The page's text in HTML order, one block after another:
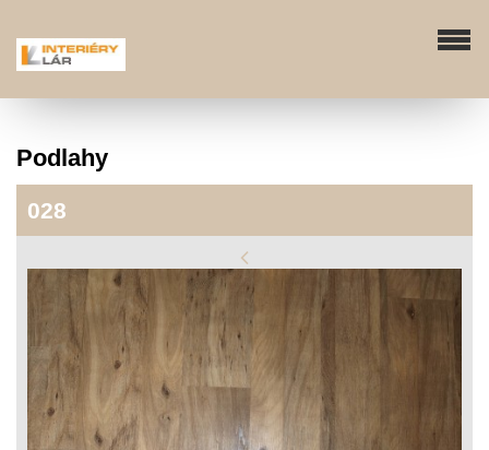
Podlahy
028